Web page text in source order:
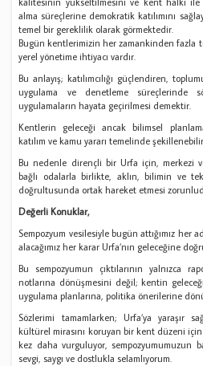
alma süreçlerine demokratik katılımını
temel bir gereklilik olarak görmektedir.
Bugün kentlerimizin her zamankinden fazla
yerel yönetime ihtiyacı vardır.
Bu anlayış; katılımcılığı güçlendiren,
uygulama ve denetleme süreçlerinde
uygulamaların hayata geçirilmesi demektir.
Kentlerin geleceği ancak bilimsel
katılım ve kamu yararı temelinde
Bu nedenle dirençli bir Urfa için, merkezi
bağlı odalarla birlikte, aklın, bilimin ve
doğrultusunda ortak hareket etmesi
Değerli Konuklar,
Sempozyum vesilesiyle bugün attığımız her
alacağımız her karar Urfa’nın geleceğine
Bu sempozyumun çıktılarının yalnızca
notlarına dönüşmesini değil; kentin
uygulama planlarına, politika önerilerine
Sözlerimi tamamlarken; Urfa’ya yaraşır
kültürel mirasını koruyan bir kent düzeni
kez daha vurguluyor, sempozyumumuzun
sevgi, saygı ve dostlukla selamlıyorum.